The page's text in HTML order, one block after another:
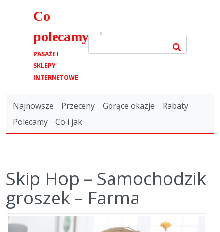
Co
polecamy.pl
PASAŻE I
SKLEPY
INTERNETOWE
Najnowsze Przeceny Gorące okazje
Rabaty
Polecamy
Co i jak
Skip Hop – Samochodzik
groszek – Farma